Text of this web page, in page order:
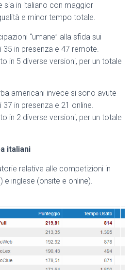
sia in italiano con maggior
e minor tempo totale.
“umane” alla sfida sui
35 in presenza e 47 remote.
in 5 diverse versioni, per un totale
americani invece si sono avute
in presenza e 21 online.
in 2 diverse versioni, per un totale
italiani
relative alle competizioni in
e inglese (onsite e online).